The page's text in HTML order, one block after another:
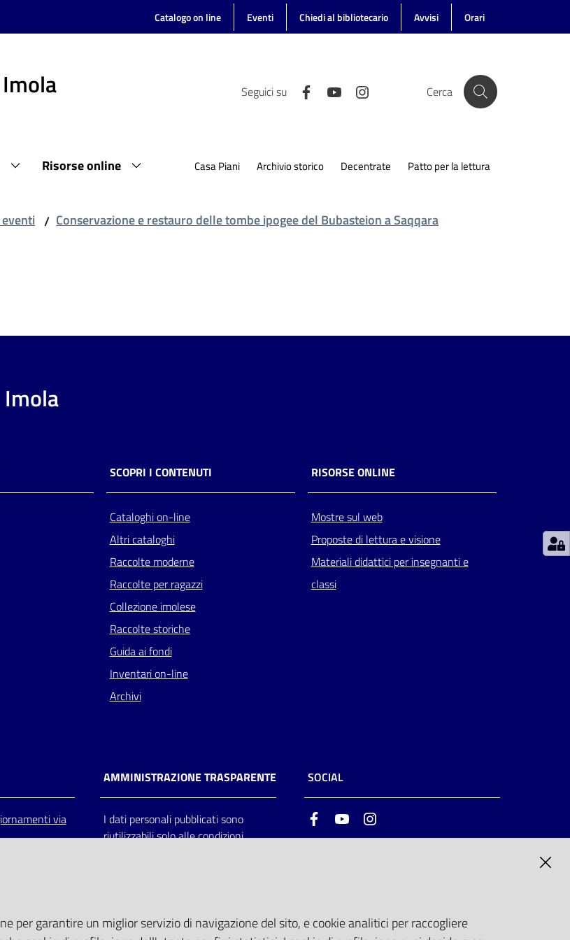
Catalogo on line Eventi Chiedi al bibliotecario Avvisi Orari
Seguici su Cerca
Risorse online Casa Piani Archivio storico Decentrate Patto per la lettura
/ Conservazione e restauro delle tombe ipogee del Bubasteion a Saqqara
SCOPRI I CONTENUTI
Cataloghi on-line
Altri cataloghi
Raccolte moderne
Raccolte per ragazzi
Collezione imolese
Raccolte storiche
Guida ai fondi
Inventari on-line
Archivi
RISORSE ONLINE
Mostre sul web
Proposte di lettura e visione
Materiali didattici per insegnanti e
classi
via
AMMINISTRAZIONE TRASPARENTE
I dati personali pubblicati sono
riutilizzabili solo alle condizioni
SOCIAL
FacebookYoutube
per garantire un miglior servizio di navigazione del sito, e cookie analitici per raccogliere